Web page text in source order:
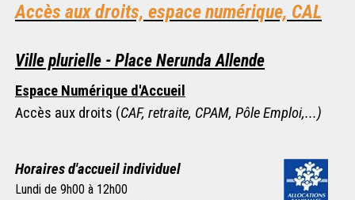
Accès aux droits, espace numérique, CAL
Ville plurielle - Place Nerunda Allende
Espace Numérique d'Accueil
Accès aux droits (CAF, retraite, CPAM, Pôle Emploi,...)
Horaires d'accueil individuel
Lundi de 9h00 à 12h00